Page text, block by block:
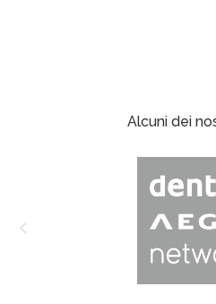
Alcuni dei